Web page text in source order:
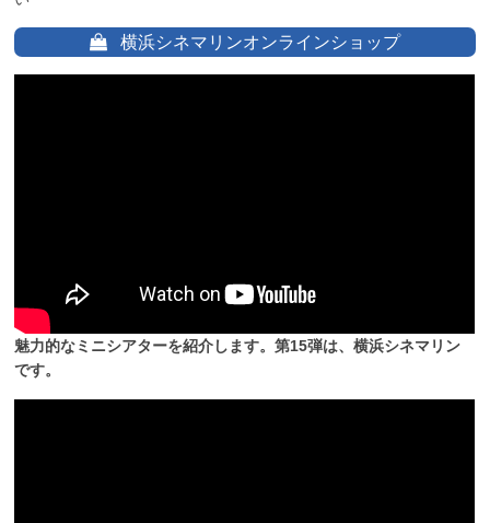
横浜シネマリンオンラインショップ
魅力的なミニシアターを紹介します。第15弾は、横浜シネマリン
です。